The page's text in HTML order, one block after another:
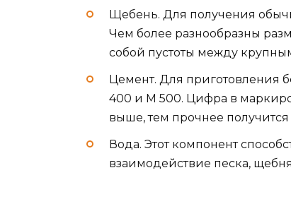
Щебень. Для получения
Чем более разнообразны
собой пустоты между
Цемент. Для приготовления
400 и М 500. Цифра в
выше, тем прочнее получится
Вода. Этот компонент
взаимодействие песка,